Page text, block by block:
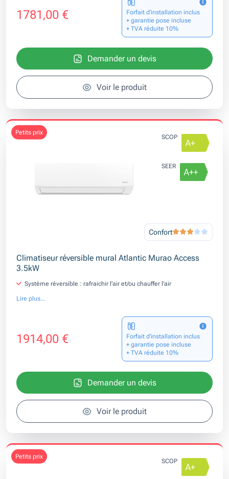
1781,00 €
Forfait d’installation inclus
+ garantie pose incluse
+ TVA réduite 10%
Demander un devis
Voir le produit
petits prix
SCOP
SEER
Confort
Climatiseur réversible mural Atlantic Murao Access
3.5kW
Système réversible : rafraichir l'air et/ou chauffer l'air
Lire plus...
1914,00 €
Forfait d’installation inclus
+ garantie pose incluse
+ TVA réduite 10%
Demander un devis
Voir le produit
petits prix
SCOP